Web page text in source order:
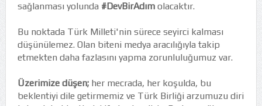
sağlanması yolunda #DevBirAdımolacaktır.
Bu noktada Türk Milleti'nin sürece seyirci kalması
düşünülemez. Olan biteni medya aracılığıyla takip
etmekten daha fazlasını yapma zorunluluğumuz var.
Üzerimize düşen;her mecrada, her koşulda, bu
beklentiyi dile getirmemiz ve Türk Birliği arzumuzu diri